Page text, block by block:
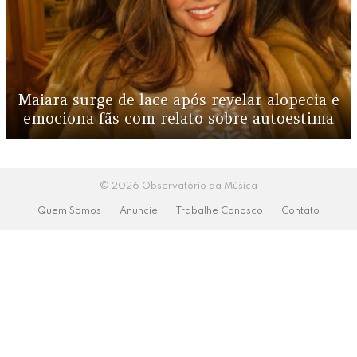
Maiara surge de lace após revelar alopecia e
emociona fãs com relato sobre autoestima
© 2026 Observatório da Música
Quem Somos Anuncie Trabalhe Conosco Contato